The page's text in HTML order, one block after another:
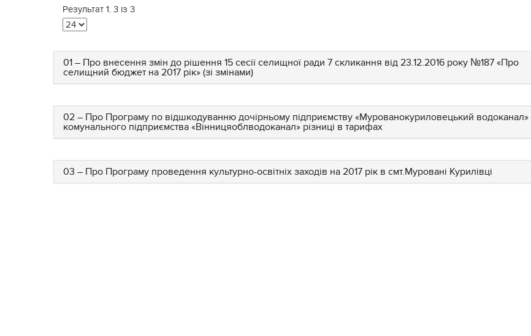
Результат 1. 3 із 3
01 – Про внесення змін до рішення 15 сесії селищної ради 7 скликання від 23.12.2016 року №187 «Про
селищний бюджет на 2017 рік» (зі змінами)
02 – Про Програму по відшкодуванню дочірньому підприємству «Мурованокуриловецький водоканал»
комунального підприємства «Вінницяоблводоканал» різниці в тарифах
03 – Про Програму проведення культурно-освітніх заходів на 2017 рік в смт.Муровані Курилівці